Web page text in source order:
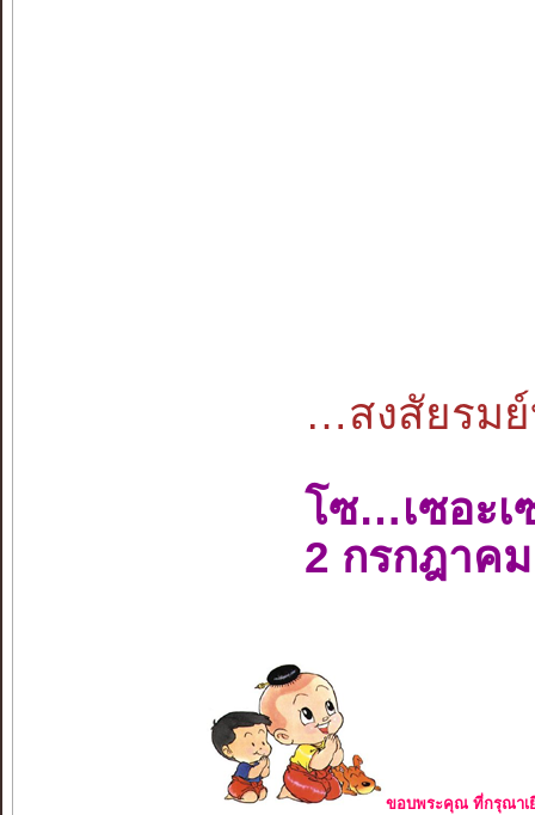
…สงสัยรม
โซ…เซอะเ
2 กรกฎาค
ขอบพระคุณ ที่กรุณาเ